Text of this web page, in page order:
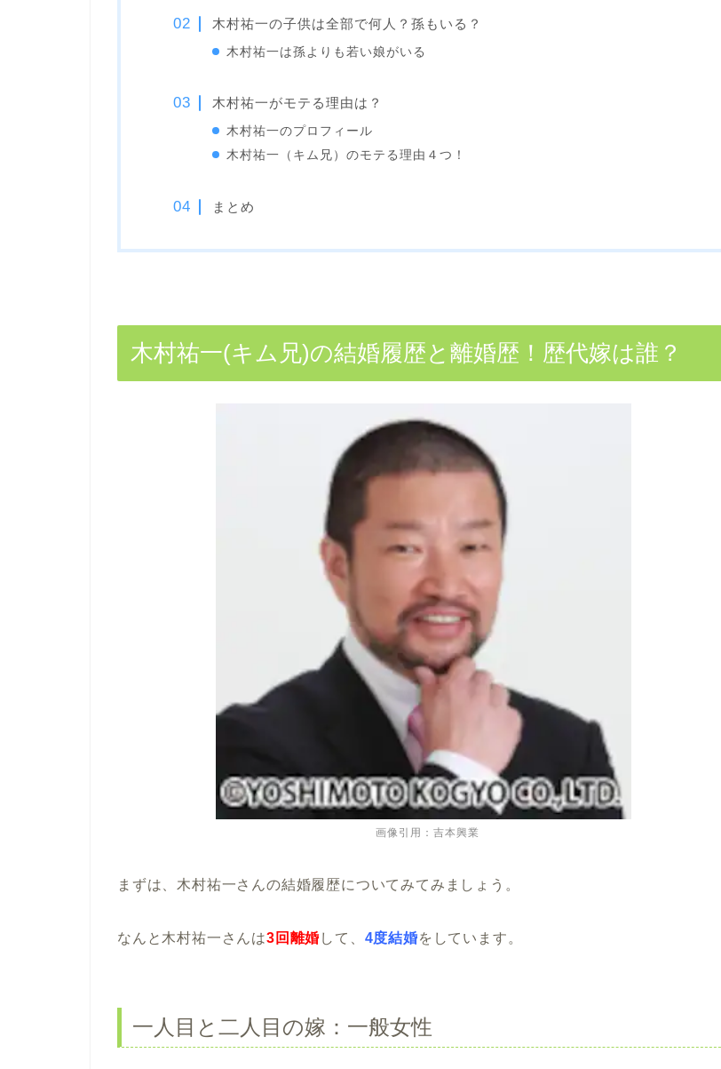
木村祐一の子供は全部で何人？孫もいる？
木村祐一は孫よりも若い娘がいる
木村祐一がモテる理由は？
木村祐一のプロフィール
木村祐一（キム兄）のモテる理由４つ！
まとめ
木村祐一(キム兄)の結婚履歴と離婚歴！歴代嫁は誰？
画像引用：吉本興業
まずは、木村祐一さんの結婚履歴についてみてみましょう。
なんと木村祐一さんは3回離婚 して、 4度結婚をしています。
一人目と二人目の嫁：一般女性